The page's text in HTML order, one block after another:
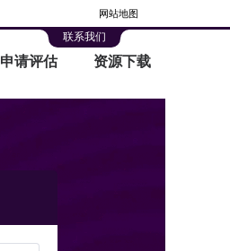
网站地图
申请评估 资源下载
联系我们